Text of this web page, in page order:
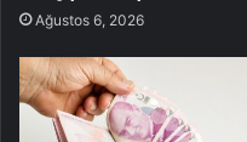
Ağustos 6, 2026